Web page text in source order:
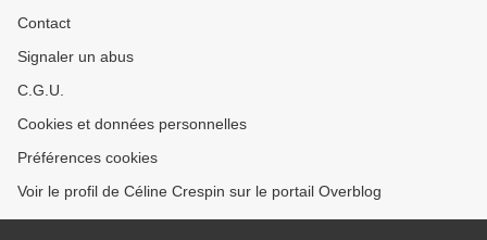
Contact
Signaler un abus
C.G.U.
Cookies et données personnelles
Préférences cookies
Voir le profil de Céline Crespin sur le portail Overblog